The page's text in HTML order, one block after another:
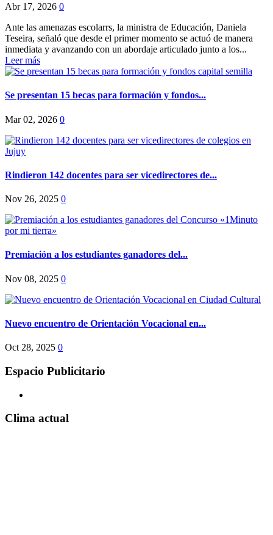
Abr 17, 2026 0
Ante las amenazas escolarrs, la ministra de Educación, Daniela
Teseira, señaló que desde el primer momento se actuó de manera
inmediata y avanzando con un abordaje articulado junto a los...
Leer más
Se presentan 15 becas para formación y fondos...
Mar 02, 2026 0
Rindieron 142 docentes para ser vicedirectores de...
Nov 26, 2025 0
Premiación a los estudiantes ganadores del...
Nov 08, 2025 0
Nuevo encuentro de Orientación Vocacional en...
Oct 28, 2025 0
Espacio Publicitario
Clima actual